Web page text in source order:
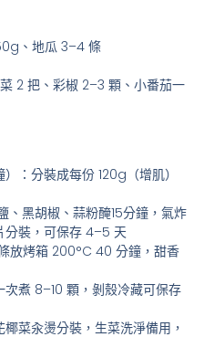
、地瓜 3–4 條
2 把、彩椒 2–3 顆、小番茄一
）：分裝成每份 120g（增肌）
、黑胡椒、蒜粉醃15分鐘，氣炸
裝，可保存 4–5 天
放烤箱 200°C 40 分鐘，甜香
次煮 8–10 顆，剝殼冷藏可保存
椰菜汆燙分裝，生菜洗淨備用，